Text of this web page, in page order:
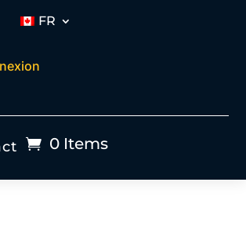
FR
0 Items